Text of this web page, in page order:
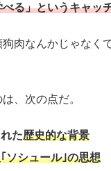
る」というキャッ
肉なんかじゃなくて
、次の点だ。
た歴史的な背景
｢ソシュール｣の思想